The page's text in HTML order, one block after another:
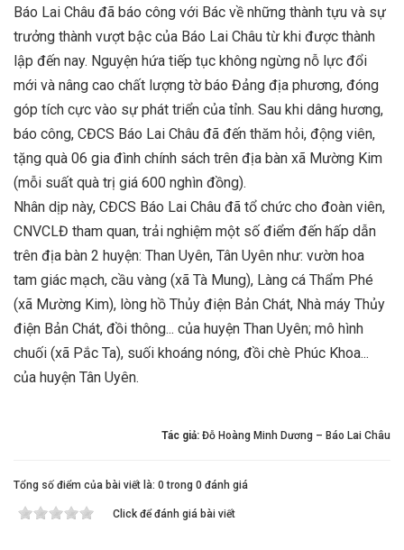
Báo Lai Châu đã báo công với Bác về những thành tựu và sự
trưởng thành vượt bậc của Báo Lai Châu từ khi được thành
lập đến nay. Nguyện hứa tiếp tục không ngừng nỗ lực đổi
mới và nâng cao chất lượng tờ báo Đảng địa phương, đóng
góp tích cực vào sự phát triển của tỉnh. Sau khi dâng hương,
báo công, CĐCS Báo Lai Châu đã đến thăm hỏi, động viên,
tặng quà 06 gia đình chính sách trên địa bàn xã Mường Kim
(mỗi suất quà trị giá 600 nghìn đồng).
Nhân dịp này, CĐCS Báo Lai Châu đã tổ chức cho đoàn viên,
CNVCLĐ tham quan, trải nghiệm một số điểm đến hấp dẫn
trên địa bàn 2 huyện: Than Uyên, Tân Uyên như: vườn hoa
tam giác mạch, cầu vàng (xã Tà Mung), Làng cá Thẩm Phé
(xã Mường Kim), lòng hồ Thủy điện Bản Chát, Nhà máy Thủy
điện Bản Chát, đồi thông... của huyện Than Uyên; mô hình
chuối (xã Pắc Ta), suối khoáng nóng, đồi chè Phúc Khoa...
của huyện Tân Uyên.
Tác giả: Đỗ Hoàng Minh Dương – Báo Lai Châu
Tổng số điểm của bài viết là: 0 trong 0 đánh giá
Click để đánh giá bài viết